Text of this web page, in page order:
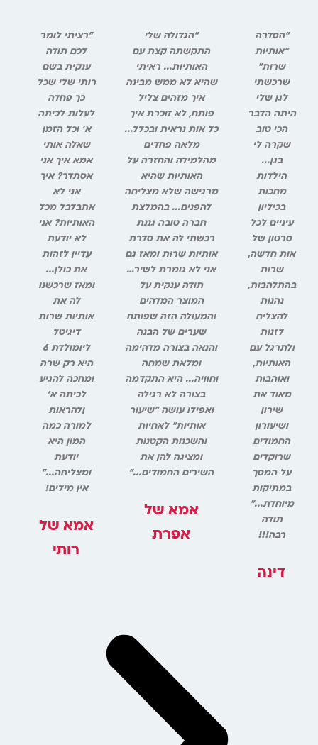
"הסדרה
"אותיות
שרות"
שרכשתי
לגן שלי
היתה הדבר
הכי טוב
שקרה לי
בגן...
הילדות
מחכות
בכיליון
עיניים לכל
סרטון של
אות חדשה,
שרות
בהתלהבות,
נהנות
להצליח
לזנות
ולתרגל עם
האותיות,
ואוהבות
מאוד את
שירון
ושיעורון
החמודים
שרוקדים
על המסך
במתיקות
מיוחדת..."
תודה
רבה!!!
דינה
"הגדולה שלי
התקשתה קצת עם
האותיות... ראיתי
שהיא לא ממש מבינה
איך מזהים צליל
פותח, לא זוכרת איך
כל אות נראית ובכלל...
מלאה פחדים
מהלמידה והחזרה על
האותיות שהיא
מרגישה שלא מצליחה
להפנים... בהמלצת
חברה טובה גננת
רכשתי לה את סדרת
אותיות שרות ומאז גם
אני לא גומרת לשיר…
תודה ענקית על
המוצר המדהים
והמעולה הזה שפותח
שערים של הבנה
והנאה בצורה מדהימה
ומלאת שמחה
וחוויה... היא התקדמה
בצורה לא רגילה
ואפילו עושה "שיעור
אותיות" לאחיות
והשכנות הקטנות
ומציגה להן את
השירים החמודים..."
אמא של
אפרת
"רציתי לומר
לכם תודה
ענקית בשם
רותי שלי שכל
כך פחדה
לעלות לכיתה
א' וכל הזמן
שאלה אותי
אמא איך אני
אסתדר? איך
אני לא
אתבלבל מכל
האותיות? אני
לא יודעת
עדיין לזהות
את כולן...
ומאז שרכשנו
לה את
אותיות שרות
דיגיטל
ליומולדת 6
היא רק שרה
ומחכה להגיע
לכיתה א'
ןלהראות
למורה כמה
המון היא
יודעת
ומצליחה..."
אין מילים!
אמא של
רותי